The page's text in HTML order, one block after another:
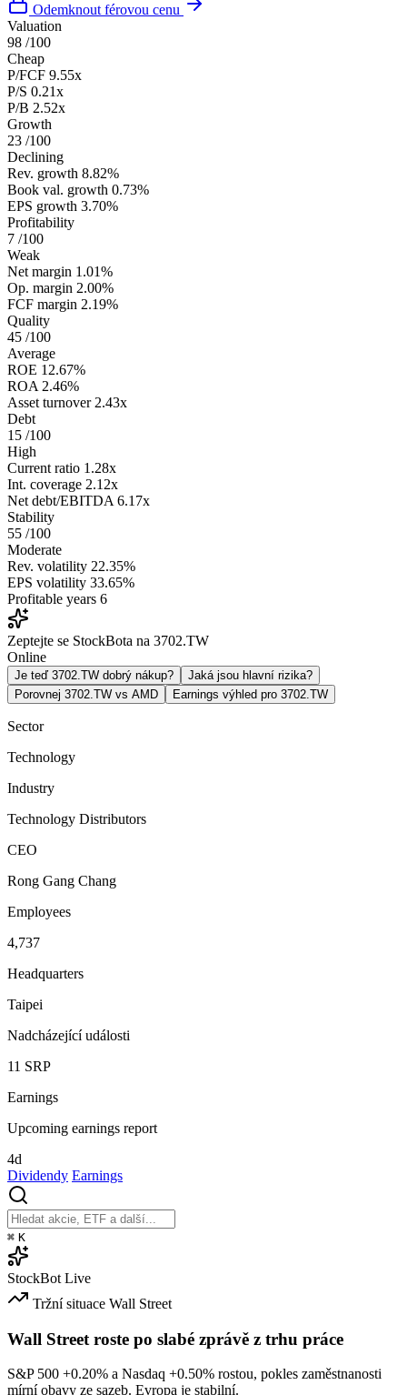
Odemknout férovou cenu
Valuation
98 /100
Cheap
P/FCF 9.55x
P/S 0.21x
P/B 2.52x
Growth
23 /100
Declining
Rev. growth 8.82%
Book val. growth 0.73%
EPS growth 3.70%
Profitability
7 /100
Weak
Net margin 1.01%
Op. margin 2.00%
FCF margin 2.19%
Quality
45 /100
Average
ROE 12.67%
ROA 2.46%
Asset turnover 2.43x
Debt
15 /100
High
Current ratio 1.28x
Int. coverage 2.12x
Net debt/EBITDA 6.17x
Stability
55 /100
Moderate
Rev. volatility 22.35%
EPS volatility 33.65%
Profitable years 6
Zeptejte se StockBota na 3702.TW
Online
Je teď 3702.TW dobrý nákup?
Jaká jsou hlavní rizika?
Porovnej 3702.TW vs AMD
Earnings výhled pro 3702.TW
Sector
Technology
Industry
Technology Distributors
CEO
Rong Gang Chang
Employees
4,737
Headquarters
Taipei
Nadcházející události
11 SRP
Earnings
Upcoming earnings report
4d
Dividendy Earnings
⌘ K
StockBot Live
Tržní situace Wall Street
Wall Street roste po slabé zprávě z trhu práce
S&P 500 +0.20% a Nasdaq +0.50% rostou, pokles zaměstnanosti
mírní obavy ze sazeb. Evropa je stabilní.